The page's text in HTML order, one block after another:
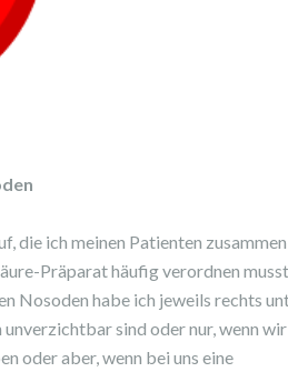
die ich meinen Patienten
Präparat häufig verordnen
Nosoden habe ich jeweils rechts
sind oder nur, wenn
oder aber, wenn bei uns eine